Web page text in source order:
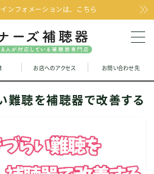
ンフォメーションは、こちら
お店へのアクセス お問い合わせ先
難聴を補聴器で改善する